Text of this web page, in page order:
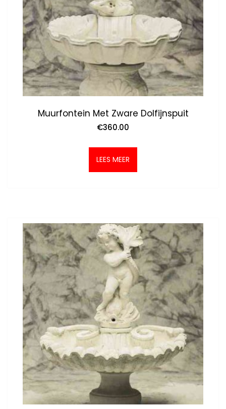
Muurfontein Met Zware Dolfijnspuit
€360.00
LEES MEER